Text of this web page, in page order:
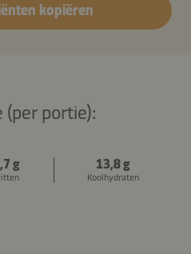
kopiëren
portie):
g 13,8 g
Koolhydraten